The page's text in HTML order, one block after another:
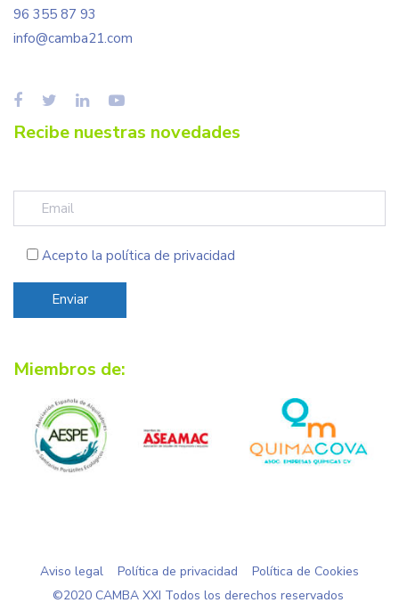
96 355 87 93
info@camba21.com
Recibe nuestras novedades
Acepto la política de privacidad
Miembros de:
Aviso legal Política de privacidad
Política de Cookies
©2020 CAMBA XXI Todos los derechos reservados